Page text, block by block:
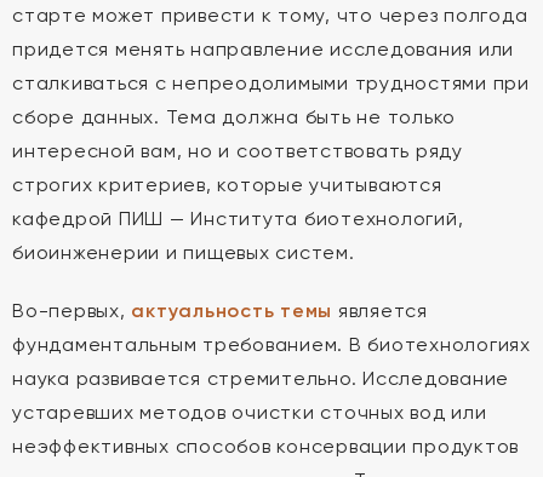
старте может привести к тому, что через полгода
придется менять направление исследования или
сталкиваться с непреодолимыми трудностями при
сборе данных. Тема должна быть не только
интересной вам, но и соответствовать ряду
строгих критериев, которые учитываются
кафедрой ПИШ — Института биотехнологий,
биоинженерии и пищевых систем.
Во-первых, актуальность темы является
фундаментальным требованием. В биотехнологиях
наука развивается стремительно. Исследование
устаревших методов очистки сточных вод или
неэффективных способов консервации продуктов